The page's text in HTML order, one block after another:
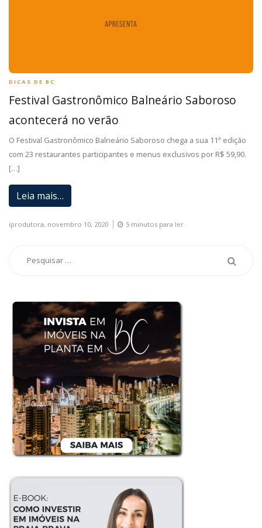
DICAS DE BC
Festival Gastronômico Balneário Saboroso
acontecerá no verão
O Festival Gastronômico Balneário Saboroso chega a sua 11ª edição
com 23 restaurantes participantes e menus exclusivos por R$ 59,90.
[…]
Leia mais…
iprodutora, novembro 10, 2020 5 minutos para ler